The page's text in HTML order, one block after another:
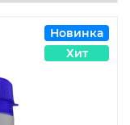
Новинка
Хит